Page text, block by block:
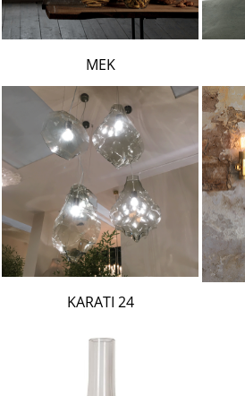
MEK
24 KARATI